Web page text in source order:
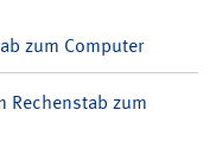
zum Computer
Rechenstab zum